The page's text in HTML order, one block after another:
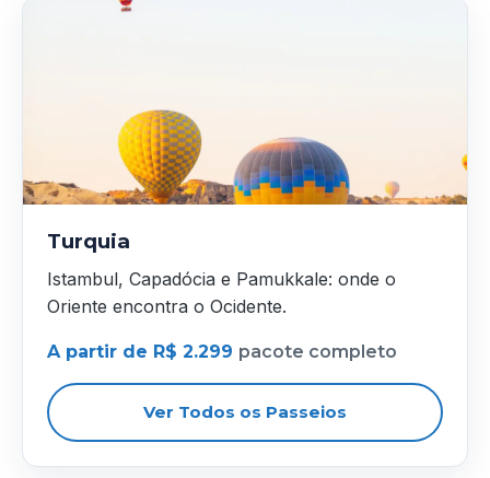
Turquia
Istambul, Capadócia e Pamukkale: onde o
Oriente encontra o Ocidente.
A partir de R$ 2.299 pacote completo
Ver Todos os Passeios